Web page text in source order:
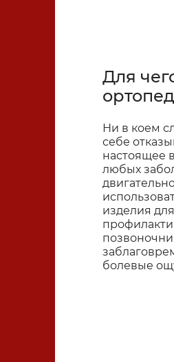
Для
Ни в коем
себе
настоящее
любых
изделия
болевые